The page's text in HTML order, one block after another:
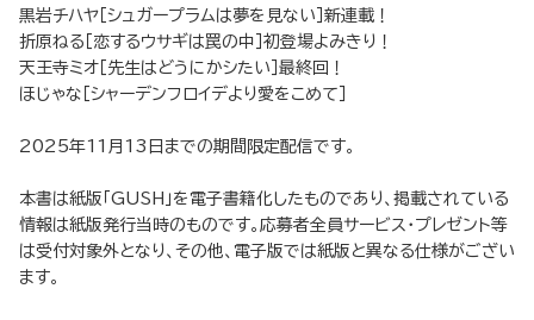
黒岩チハヤ［シュガープラムは夢を見ない］新連載！
折原ねる［恋するウサギは罠の中］初登場よみきり！
天王寺ミオ［先生はどうにかシたい］最終回！
ほじゃな［シャーデンフロイデより愛をこめて］
2025年11月13日までの期間限定配信です。
本書は紙版「GUSH」を電子書籍化したものであり、掲載されている
情報は紙版発行当時のものです。応募者全員サービス・プレゼント等
は受付対象外となり、その他、電子版では紙版と異なる仕様がござい
ます。